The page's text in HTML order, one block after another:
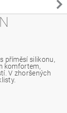
příměsí silikonu,
komfortem,
V zhoršených